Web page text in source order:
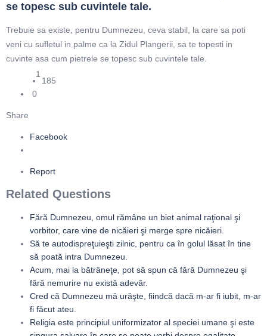
se topesc sub cuvintele tale.
Trebuie sa existe, pentru Dumnezeu, ceva stabil, la care sa poti
veni cu sufletul in palme ca la Zidul Plangerii, sa te topesti in
cuvinte asa cum pietrele se topesc sub cuvintele tale.
1
185
0
Share
Facebook
Report
Related Questions
Fără Dumnezeu, omul rămâne un biet animal raţional şi
vorbitor, care vine de nicăieri şi merge spre nicăieri.
Să te autodispreţuieşti zilnic, pentru ca în golul lăsat în tine
să poată intra Dumnezeu.
Acum, mai la bătrâneţe, pot să spun că fără Dumnezeu şi
fără nemurire nu există adevăr.
Cred că Dumnezeu mă urăşte, fiindcă dacă m-ar fi iubit, m-ar
fi făcut ateu.
Religia este principiul uniformizator al speciei umane şi este